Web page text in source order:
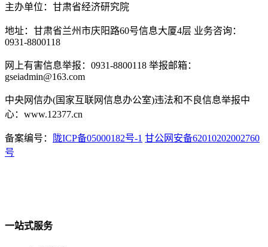
主办单位：甘肃省经济研究院
地址：甘肃省兰州市庆阳路60号信息大厦4层 业务咨询：
0931-8800118
网上有害信息举报：0931-8800118 举报邮箱：
gseiadmin@163.com
中央网信办(国家互联网信息办公室)违法和不良信息举报中
心：www.12377.cn
备案编号： 陇ICP备05000182号-1 甘公网安备62010202002760
号
一站式服务